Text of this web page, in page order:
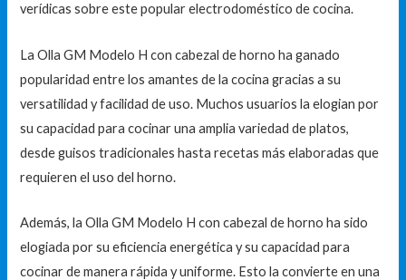
verídicas sobre este popular electrodoméstico de cocina.
La Olla GM Modelo H con cabezal de horno ha ganado
popularidad entre los amantes de la cocina gracias a su
versatilidad y facilidad de uso. Muchos usuarios la elogian por
su capacidad para cocinar una amplia variedad de platos,
desde guisos tradicionales hasta recetas más elaboradas que
requieren el uso del horno.
Además, la Olla GM Modelo H con cabezal de horno ha sido
elogiada por su eficiencia energética y su capacidad para
cocinar de manera rápida y uniforme. Esto la convierte en una